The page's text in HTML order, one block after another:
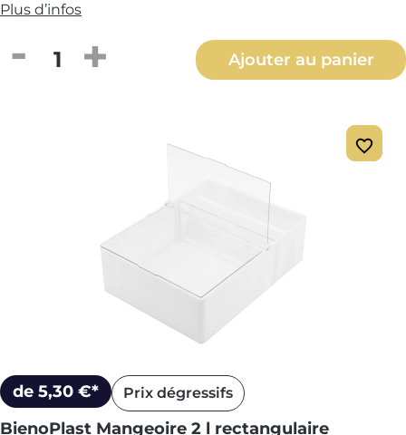
Plus d’infos
Quantité de produit : Entrez la
Ajouter au panier
de 5,30 €* Prix dégressifs
BienoPlast Mangeoire 2 l rectangulaire